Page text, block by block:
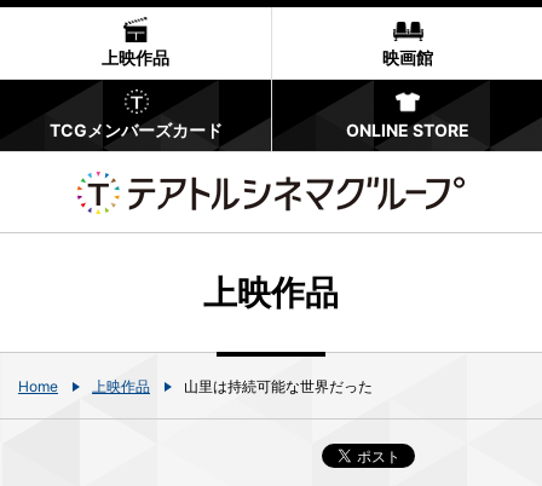
上映作品 映画館
TCGメンバーズカード ONLINE STORE
上映作品
Home 上映作品 山里は持続可能な世界だった